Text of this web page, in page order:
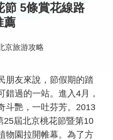
節 5條賞花線路
薦
旅游攻略
友來說，節假期的踏
錯過的一站。進入4月，
斗艷，一吐芬芳。2013
25屆北京桃花節暨第10
物園拉開帷幕。為了方